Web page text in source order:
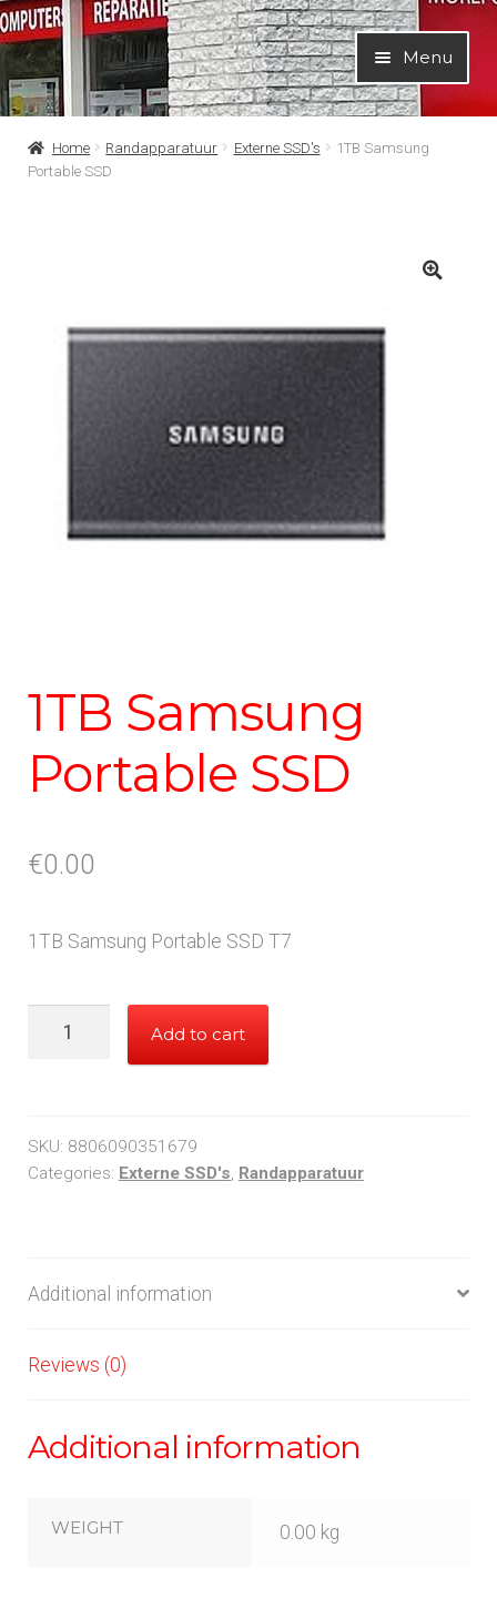
Ga
door
naar
navigatie
Ga
naar
de
inhoud
Menu
Home Randapparatuur Externe SSD's
1TB Samsung
Portable SSD
1TB Samsung
Portable SSD
€0.00
1TB Samsung Portable SSD T7
quantity
Add to cart
SKU: 8806090351679
Categories: Externe SSD's, Randapparatuur
Additional information
Reviews (0)
Additional information
WEIGHT 0.00 kg